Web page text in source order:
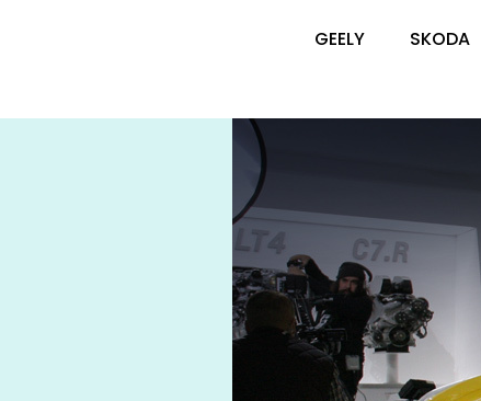
GEELY SKODA